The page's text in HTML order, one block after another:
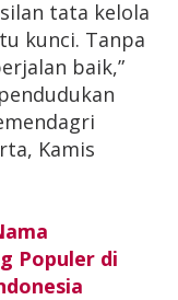
tata kelola
kunci. Tanpa
baik,”
Kamis
Populer di